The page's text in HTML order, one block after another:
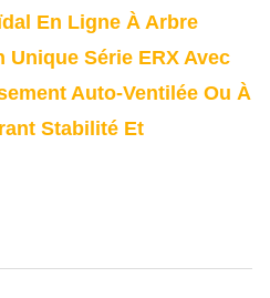
En Ligne À Arbre
Série ERX Avec
Auto-Ventilée Ou À
Stabilité Et